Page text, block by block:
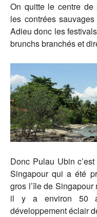
On quitte le centre de
les contrées
Adieu donc les
brunchs branchés et
Donc Pulau Ubin
Singapour qui a été
gros l’île de
il y a environ 50
développement éclair